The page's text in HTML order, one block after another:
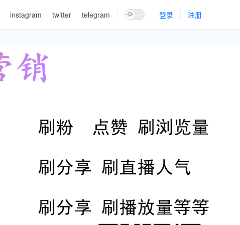
instagram twitter telegram 登录 注册